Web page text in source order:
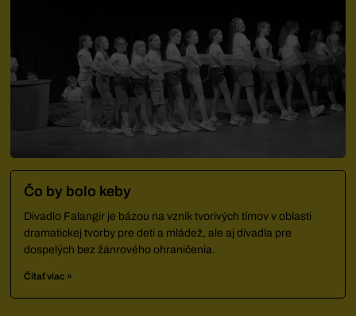
Čo by bolo keby
Divadlo Falangir je bázou na vznik tvorivých tímov v oblasti
dramatickej tvorby pre deti a mládež, ale aj divadla pre
dospelých bez žánrového ohraničenia.
Čítať viac »